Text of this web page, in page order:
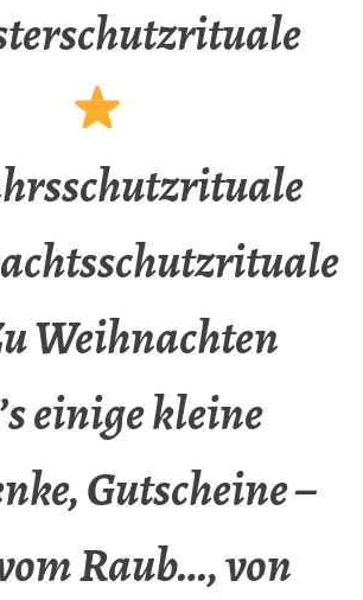
Weihnachten
einige kleine
Gutscheine –
Raub…, von